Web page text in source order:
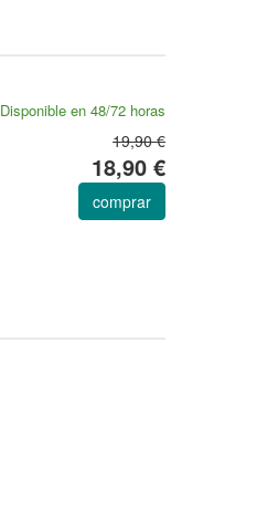
Disponible en 48/72 horas
19,90 €
18,90 €
comprar